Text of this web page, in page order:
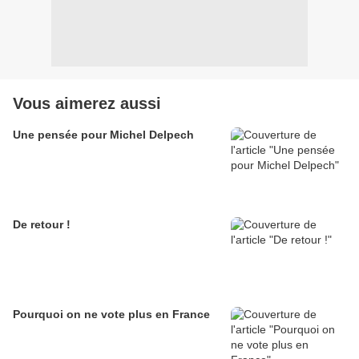
Vous aimerez aussi
Une pensée pour Michel Delpech
De retour !
Pourquoi on ne vote plus en France